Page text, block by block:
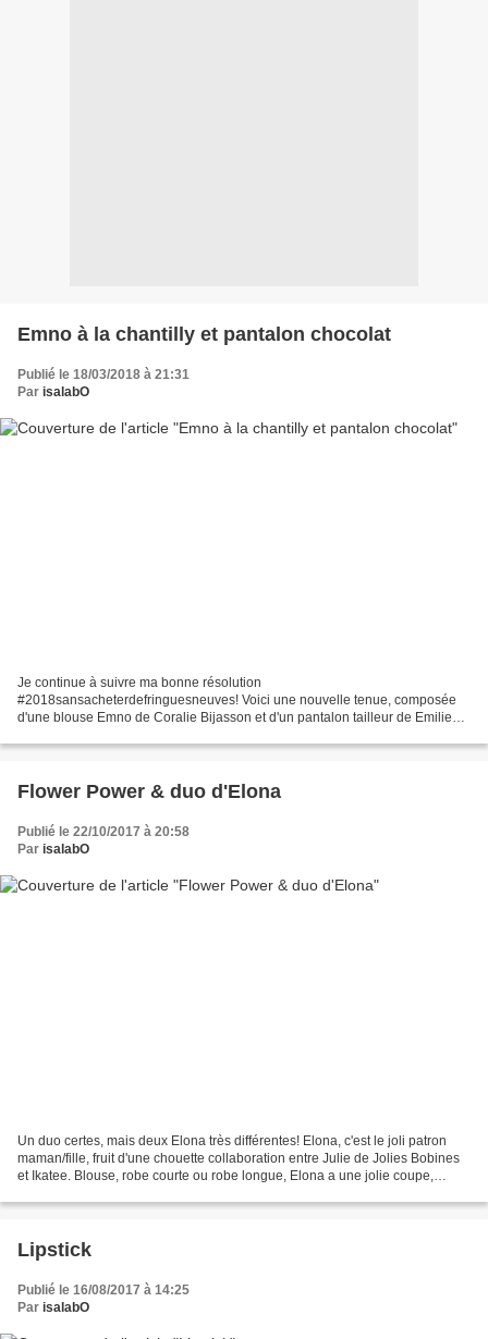
Emno à la chantilly et pantalon chocolat
Publié le 18/03/2018 à 21:31
Par isalabO
Je continue à suivre ma bonne résolution
#2018sansacheterdefringuesneuves! Voici une nouvelle tenue, composée
d'une blouse Emno de Coralie Bijasson et d'un pantalon tailleur de Emilie
Flower Power & duo d'Elona
Publié le 22/10/2017 à 20:58
Par isalabO
Un duo certes, mais deux Elona très différentes! Elona, c'est le joli patron
maman/fille, fruit d'une chouette collaboration entre Julie de Jolies Bobines
et Ikatee. Blouse, robe courte ou robe longue, Elona a une jolie coupe,
Lipstick
Publié le 16/08/2017 à 14:25
Par isalabO